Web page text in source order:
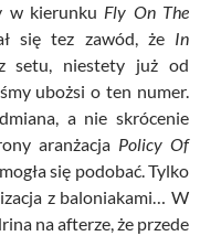
w kierunku Fly On The
się tez zawód, że In
setu, niestety już od
ubożsi o ten numer.
a nie skrócenie
aranżacja Policy Of
się podobać. Tylko
z baloniakami… W
na afterze, że przede